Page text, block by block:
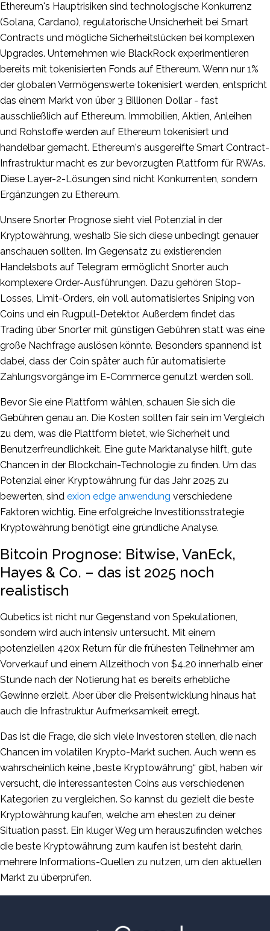
Ethereum's Hauptrisiken sind technologische Konkurrenz
(Solana, Cardano), regulatorische Unsicherheit bei Smart
Contracts und mögliche Sicherheitslücken bei komplexen
Upgrades. Unternehmen wie BlackRock experimentieren
bereits mit tokenisierten Fonds auf Ethereum. Wenn nur 1%
der globalen Vermögenswerte tokenisiert werden, entspricht
das einem Markt von über 3 Billionen Dollar - fast
ausschließlich auf Ethereum. Immobilien, Aktien, Anleihen
und Rohstoffe werden auf Ethereum tokenisiert und
handelbar gemacht. Ethereum's ausgereifte Smart Contract-
Infrastruktur macht es zur bevorzugten Plattform für RWAs.
Diese Layer-2-Lösungen sind nicht Konkurrenten, sondern
Ergänzungen zu Ethereum.
Unsere Snorter Prognose sieht viel Potenzial in der
Kryptowährung, weshalb Sie sich diese unbedingt genauer
anschauen sollten. Im Gegensatz zu existierenden
Handelsbots auf Telegram ermöglicht Snorter auch
komplexere Order-Ausführungen. Dazu gehören Stop-
Losses, Limit-Orders, ein voll automatisiertes Sniping von
Coins und ein Rugpull-Detektor. Außerdem findet das
Trading über Snorter mit günstigen Gebühren statt was eine
große Nachfrage auslösen könnte. Besonders spannend ist
dabei, dass der Coin später auch für automatisierte
Zahlungsvorgänge im E-Commerce genutzt werden soll.
Bevor Sie eine Plattform wählen, schauen Sie sich die
Gebühren genau an. Die Kosten sollten fair sein im Vergleich
zu dem, was die Plattform bietet, wie Sicherheit und
Benutzerfreundlichkeit. Eine gute Marktanalyse hilft, gute
Chancen in der Blockchain-Technologie zu finden. Um das
Potenzial einer Kryptowährung für das Jahr 2025 zu
bewerten, sind exion edge anwendung verschiedene
Faktoren wichtig. Eine erfolgreiche Investitionsstrategie
Kryptowährung benötigt eine gründliche Analyse.
Bitcoin Prognose: Bitwise, VanEck,
Hayes & Co. – das ist 2025 noch
realistisch
Qubetics ist nicht nur Gegenstand von Spekulationen,
sondern wird auch intensiv untersucht. Mit einem
potenziellen 420x Return für die frühesten Teilnehmer am
Vorverkauf und einem Allzeithoch von $4.20 innerhalb einer
Stunde nach der Notierung hat es bereits erhebliche
Gewinne erzielt. Aber über die Preisentwicklung hinaus hat
auch die Infrastruktur Aufmerksamkeit erregt.
Das ist die Frage, die sich viele Investoren stellen, die nach
Chancen im volatilen Krypto-Markt suchen. Auch wenn es
wahrscheinlich keine „beste Kryptowährung“ gibt, haben wir
versucht, die interessantesten Coins aus verschiedenen
Kategorien zu vergleichen. So kannst du gezielt die beste
Kryptowährung kaufen, welche am ehesten zu deiner
Situation passt. Ein kluger Weg um herauszufinden welches
die beste Kryptowährung zum kaufen ist besteht darin,
mehrere Informations-Quellen zu nutzen, um den aktuellen
Markt zu überprüfen.